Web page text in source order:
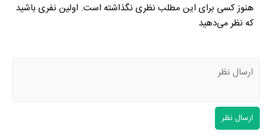
هنوز کسی برای این مطلب نظری نگذاشته است. اولین نفری باشید
که نظر می‌دهید
ارسال نظر